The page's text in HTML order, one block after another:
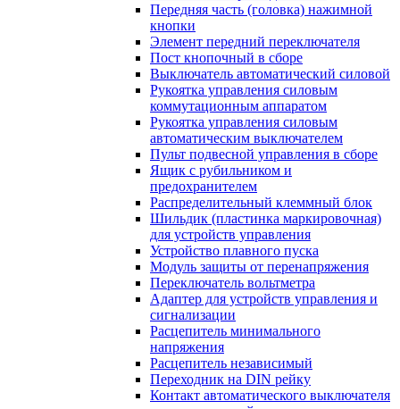
Передняя часть (головка) нажимной
кнопки
Элемент передний переключателя
Пост кнопочный в сборе
Выключатель автоматический силовой
Рукоятка управления силовым
коммутационным аппаратом
Рукоятка управления силовым
автоматическим выключателем
Пульт подвесной управления в сборе
Ящик с рубильником и
предохранителем
Распределительный клеммный блок
Шильдик (пластинка маркировочная)
для устройств управления
Устройство плавного пуска
Модуль защиты от перенапряжения
Переключатель вольтметра
Адаптер для устройств управления и
сигнализации
Расцепитель минимального
напряжения
Расцепитель независимый
Переходник на DIN рейку
Контакт автоматического выключателя